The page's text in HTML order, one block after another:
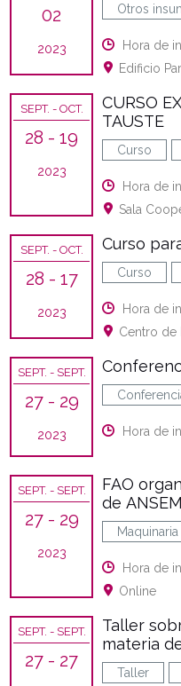
02
2023
Otros
Hora de
Edificio
SEPT. - OCT.
28 - 19
2023
CURSO
TAUSTE
Curso
Hora de
Sala
SEPT. - OCT.
28 - 17
2023
Curso
Curso
Hora de
Centro de
SEPT. - SEPT.
27 - 29
2023 Hora de
SEPT. - SEPT.
27 - 29
2023
FAO
de
Maquinaria
Hora de
Online
SEPT. - SEPT.
27 - 27
Taller
materia
Taller